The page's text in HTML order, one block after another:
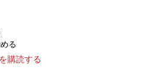
る
購読する